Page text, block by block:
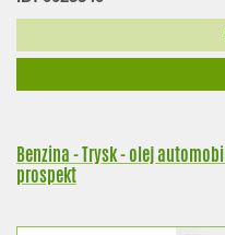
Benzina - Trysk - olej
prospekt